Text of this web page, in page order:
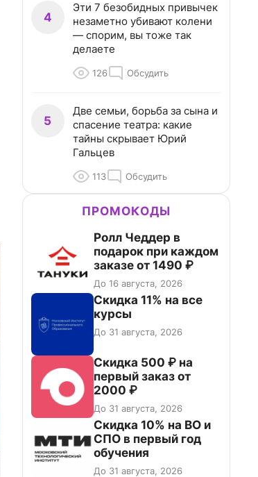
4
Эти 7 безобидных привычек
незаметно убивают колени
— спорим, вы тоже так
делаете
126 Обсудить
5
Две семьи, борьба за сына и
спасение театра: какие
тайны скрывает Юрий
Гальцев
113 Обсудить
ПРОМОКОДЫ
Ролл Чеддер в
подарок при каждом
заказе от 1490 ₽
До 16 августа, 2026
Скидка 11% на все
курсы
До 31 августа, 2026
Скидка 500 ₽ на
первый заказ от
2000 ₽
До 31 августа, 2026
Скидка 10% на ВО и
СПО в первый год
обучения
До 31 августа, 2026